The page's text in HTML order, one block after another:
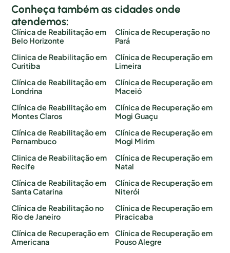
Conheça também as cidades onde
atendemos:
Clínica de Reabilitação em
Belo Horizonte
Clinica de Reabilitação em
Curitiba
Clínica de Reabilitação em
Londrina
Clínica de Reabilitação em
Montes Claros
Clínica de Reabilitação em
Pernambuco
Clinica de Reabilitação em
Recife
Clínica de Reabilitação em
Santa Catarina
Clínica de Reabilitação no
Rio de Janeiro
Clínica de Recuperação em
Americana
Clínica de Recuperação no
Pará
Clínica de Recuperação em
Limeira
Clínica de Recuperação em
Maceió
Clínica de Recuperação em
Mogi Guaçu
Clínica de Recuperação em
Mogi Mirim
Clínica de Recuperação em
Natal
Clínica de Recuperação em
Niterói
Clínica de Recuperação em
Piracicaba
Clínica de Recuperação em
Pouso Alegre